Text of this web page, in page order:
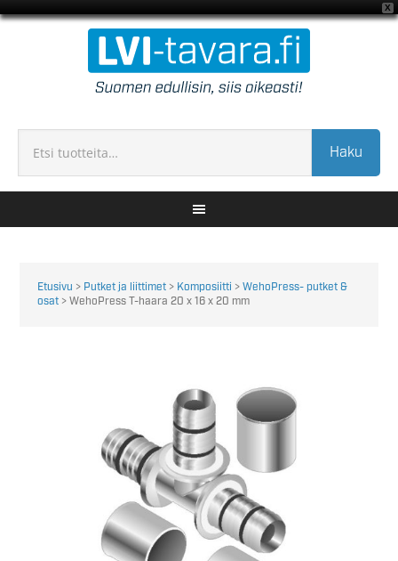
X
Haku
Etusivu > Putket ja liittimet > Komposiitti >WehoPress- putket &
osat > WehoPress T-haara 20 x 16 x 20 mm